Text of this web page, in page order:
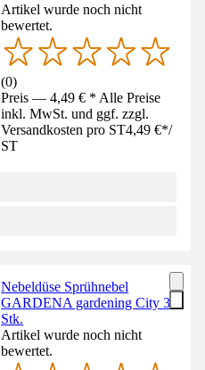
Artikel wurde noch nicht
bewertet.
(0)
Preis — 4,49 € * Alle Preise
inkl. MwSt. und ggf. zzgl.
Versandkosten pro ST4,49 €*/
ST
Nebeldüse Sprühnebel
GARDENA gardening City 3
Stk.
Artikel wurde noch nicht
bewertet.